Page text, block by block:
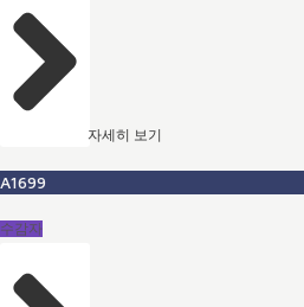
자세히 보기
A1699
수감자